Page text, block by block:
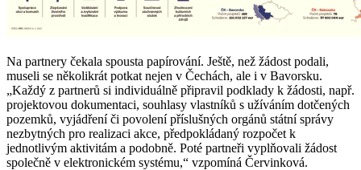
Na partnery čekala spousta papírování. Ještě, než žádost podali,
museli se několikrát potkat nejen v Čechách, ale i v Bavorsku.
„Každý z partnerů si individuálně připravil podklady k žádosti, např.
projektovou dokumentaci, souhlasy vlastníků s užíváním dotčených
pozemků, vyjádření či povolení příslušných orgánů státní správy
nezbytných pro realizaci akce, předpokládaný rozpočet k
jednotlivým aktivitám a podobně. Poté partneři vyplňovali žádost
společně v elektronickém systému,“ vzpomíná Červinková.